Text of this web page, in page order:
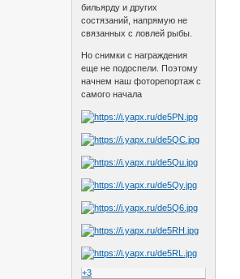
бильярду и других
состязаний, напрямую не
связанных с ловлей рыбы.
Но снимки с награждения
еще не подоспели. Поэтому
начнем наш фоторепортаж с
самого начала
+3